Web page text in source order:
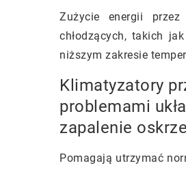
Zużycie energii
chłodzących, takich
niższym zakresie
Klimatyzatory
problemami
zapalenie
Pomagają utrzymać